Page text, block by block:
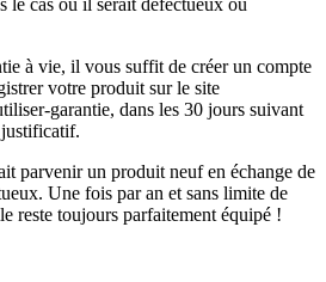
à vie, il vous suffit de créer un compte
votre produit sur le site
garantie, dans les 30 jours suivant
parvenir un produit neuf en échange de
Une fois par an et sans limite de
reste toujours parfaitement équipé !